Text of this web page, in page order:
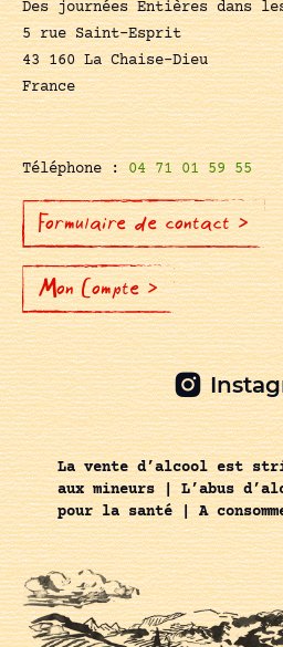
Des journées Entières dans
5 rue Saint-Esprit
43 160 La Chaise-Dieu
France
Téléphone :04 71 01 59 55
Formulaire de contact >
Mon Compte >
La vente d’alcool est
aux mineurs | L’abus
pour la santé | A